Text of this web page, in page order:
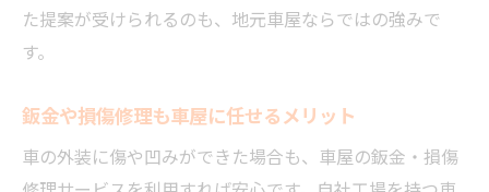
た提案が受けられるのも、地元車屋ならではの強みで
す。
鈑金や損傷修理も車屋に任せるメリット
車の外装に傷や凹みができた場合も、車屋の鈑金・損傷